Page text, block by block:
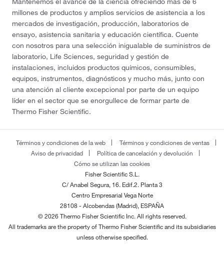
millones de productos y amplios servicios de asistencia a los
mercados de investigación, producción, laboratorios de
ensayo, asistencia sanitaria y educación científica. Cuente
con nosotros para una selección inigualable de suministros de
laboratorio, Life Sciences, seguridad y gestión de
instalaciones, incluidos productos químicos, consumibles,
equipos, instrumentos, diagnósticos y mucho más, junto con
una atención al cliente excepcional por parte de un equipo
líder en el sector que se enorgullece de formar parte de
Thermo Fisher Scientific.
Términos y condiciones de la web
Términos y condiciones de ventas
Aviso de privacidad
Política de cancelación y devolución
Cómo se utilizan las cookies
Fisher Scientific S.L.
C/ Anabel Segura, 16. Edif.2. Planta 3
Centro Empresarial Vega Norte
28108 - Alcobendas (Madrid), ESPAÑA
© 2026 Thermo Fisher Scientific Inc. All rights reserved.
All trademarks are the property of Thermo Fisher Scientific and its subsidiaries
unless otherwise specified.